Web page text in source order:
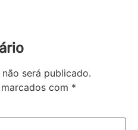
será publicado.
com *